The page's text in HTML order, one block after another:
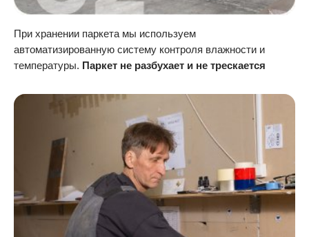
При хранении паркета мы используем
автоматизированную систему контроля влажности и
температуры. Паркет не разбухает и не трескается